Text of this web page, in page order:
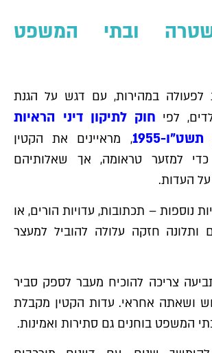
ובתי המשפט
לפעולה במהירות, עם דגש על הגנת
לפי חוק לתיקון דיני הראיות
1955
, מראיינים את הקטין
כדי למזער טראומה, אך שאלותיהם
העדות.
נוספות – תכתובות, עדויות הורים, או
ותלונה חזקה עלולה להוביל למעצר
צריכה להוכיח מעבר לספק סביר
ושאתה אחראי. עדות הקטין מקבלת
המשפט בוחנים גם סתירות ואמינות.